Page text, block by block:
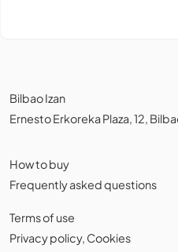
Bilbao Izan
Ernesto Erkoreka Plaza, 12,
How to buy
Frequently asked questions
Terms of use
Privacy policy, Cookies